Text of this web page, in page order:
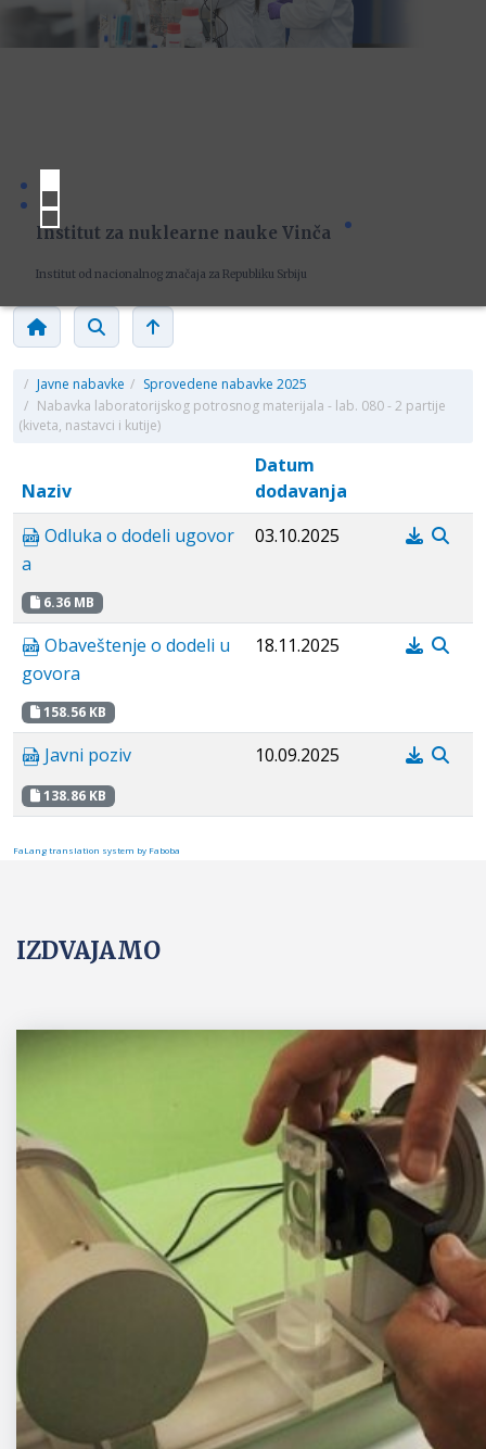
Institut za nuklearne nauke Vinča
Institut od nacionalnog značaja za Republiku Srbiju
/ Javne nabavke / Sprovedene nabavke 2025
/ Nabavka laboratorijskog potrosnog materijala - lab. 080 - 2 partije
(kiveta, nastavci i kutije)
Naziv
Datum
dodavanja
Odluka o dodeli ugovor
a
6.36 MB
03.10.2025
Obaveštenje o dodeli u
govora
158.56 KB
18.11.2025
Javni poziv
138.86 KB
10.09.2025
FaLang translation system by Faboba
IZDVAJAMO